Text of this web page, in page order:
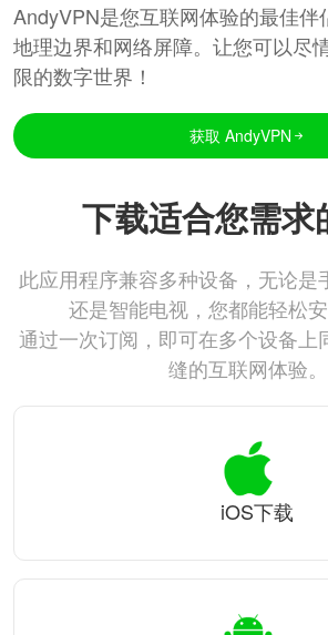
AndyVPN是您互联网体验的最佳伴
地理边界和网络屏障。让您可以尽
限的数字世界！
获取 AndyVPN
下载适合您需求
此应用程序兼容多种设备，无论是
还是智能电视，您都能轻松安
通过一次订阅，即可在多个设备上
缝的互联网体验。
iOS下载